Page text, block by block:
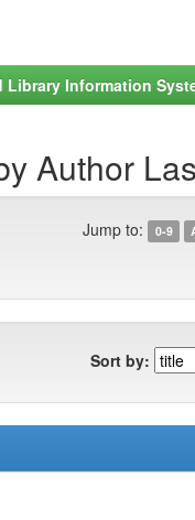
Library Information
Author
Jump to: 0-9
Sort by: